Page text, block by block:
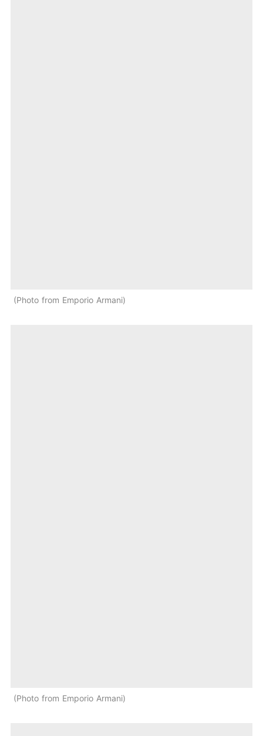
Photo from Emporio Armani
Photo from Emporio Armani